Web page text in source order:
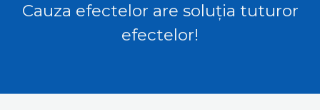
Cauza efectelor are soluția tuturor
efectelor!